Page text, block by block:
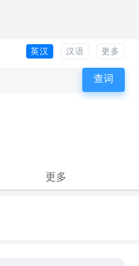
英汉 汉语 更多
更多